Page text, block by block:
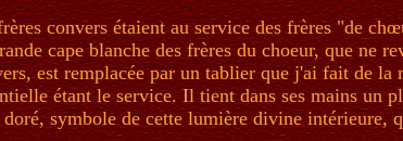
convers étaient au service des frères "de
cape blanche des frères du choeur, que ne
est remplacée par un tablier que j'ai fait de la
étant le service. Il tient dans ses mains un
doré, symbole de cette lumière divine intérieure,